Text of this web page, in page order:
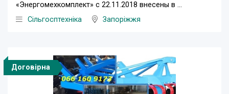
«Энергомехкомплект» с 22.11.2018 внесены в ...
Сільгосптехніка
Запоріжжя
Договірна